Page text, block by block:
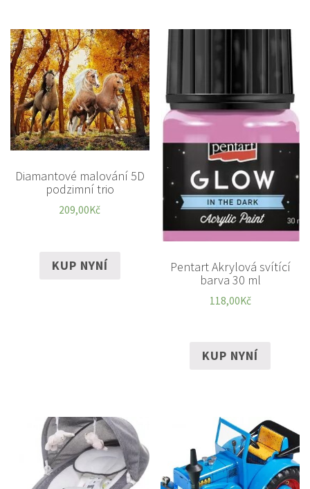
Diamantové malování 5D
podzimní trio
209,00Kč
KUP NYNÍ
Pentart Akrylová svítící
barva 30 ml
118,00Kč
KUP NYNÍ